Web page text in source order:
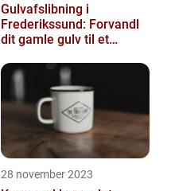
Gulvafslibning i
Frederikssund: Forvandl
dit gamle gulv til et
28 november 2023